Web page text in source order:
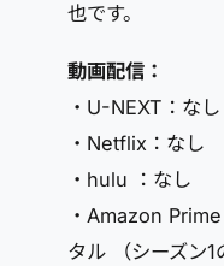
也です。
動画配信：
・U-NEXT：なし
・Netflix：なし
・hulu ：なし
・Amazon
タル （シーズン1